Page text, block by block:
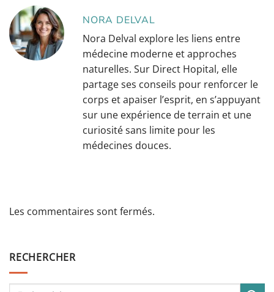
NORA DELVAL
Nora Delval explore les liens entre
médecine moderne et approches
naturelles. Sur Direct Hopital, elle
partage ses conseils pour renforcer le
corps et apaiser l’esprit, en s’appuyant
sur une expérience de terrain et une
curiosité sans limite pour les
médecines douces.
Les commentaires sont fermés.
RECHERCHER